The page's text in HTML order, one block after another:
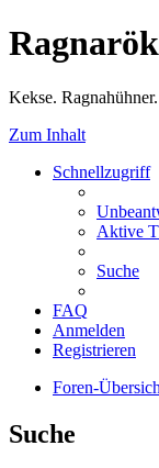
Kekse. Ragnahühner.
Zum Inhalt
Schnellzugriff
Aktive
Suche
FAQ
Anmelden
Registrieren
Foren-
Suche